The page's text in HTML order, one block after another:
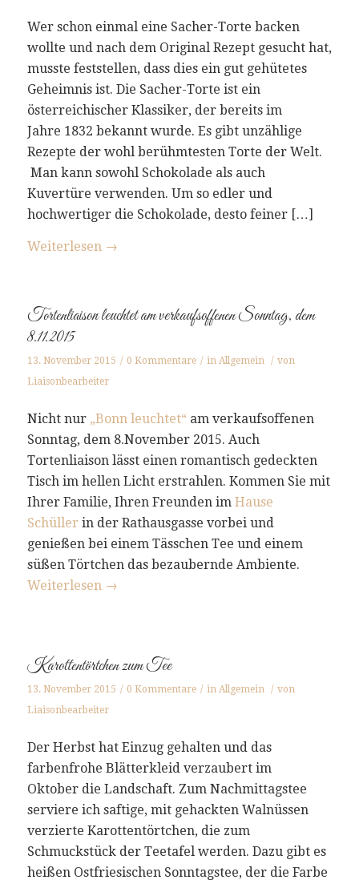
Wer schon einmal eine Sacher-Torte backen
wollte und nach dem Original Rezept gesucht hat,
musste feststellen, dass dies ein gut gehütetes
Geheimnis ist. Die Sacher-Torte ist ein
österreichischer Klassiker, der bereits im
Jahre 1832 bekannt wurde. Es gibt unzählige
Rezepte der wohl berühmtesten Torte der Welt.
Man kann sowohl Schokolade als auch
Kuvertüre verwenden. Um so edler und
hochwertiger die Schokolade, desto feiner […]
Weiterlesen →
Tortenliaison leuchtet am verkaufsoffenen Sonntag, dem
8.11.2015
13. November 2015 / 0 Kommentare / in Allgemein / von
Liaisonbearbeiter
Nicht nur „Bonn leuchtet“am verkaufsoffenen
Sonntag, dem 8.November 2015. Auch
Tortenliaison lässt einen romantisch gedeckten
Tisch im hellen Licht erstrahlen. Kommen Sie mit
Ihrer Familie, Ihren Freunden im Hause
Schüllerin der Rathausgasse vorbei und
genießen bei einem Tässchen Tee und einem
süßen Törtchen das bezaubernde Ambiente.
Weiterlesen→
Karottentörtchen zum Tee
13. November 2015 / 0 Kommentare / in Allgemein / von
Liaisonbearbeiter
Der Herbst hat Einzug gehalten und das
farbenfrohe Blätterkleid verzaubert im
Oktober die Landschaft. Zum Nachmittagstee
serviere ich saftige, mit gehackten Walnüssen
verzierte Karottentörtchen, die zum
Schmuckstück der Teetafel werden. Dazu gibt es
heißen Ostfriesischen Sonntagstee, der die Farbe